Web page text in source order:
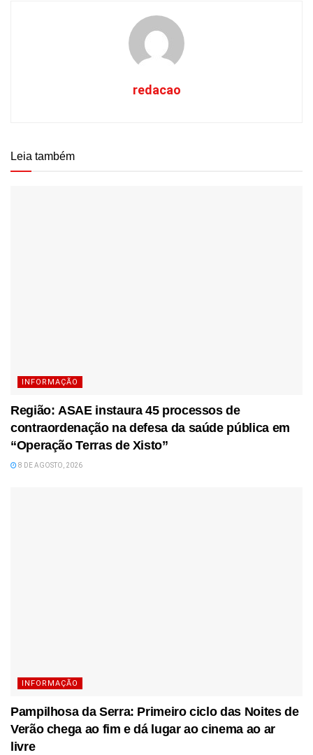
redacao
Leia também
INFORMAÇÃO
Região: ASAE instaura 45 processos de
contraordenação na defesa da saúde pública em
“Operação Terras de Xisto”
8 DE AGOSTO, 2026
INFORMAÇÃO
Pampilhosa da Serra: Primeiro ciclo das Noites de
Verão chega ao fim e dá lugar ao cinema ao ar
livre